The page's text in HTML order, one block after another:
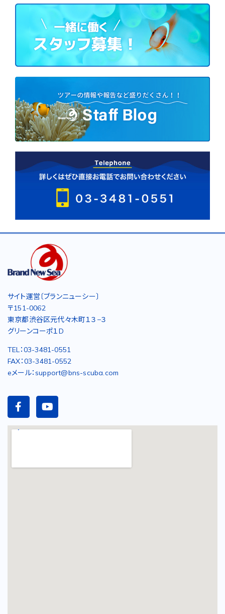
サイト運営〔ブランニューシー〕
〒151-0062
東京都渋谷区元代々木町１３−３
グリーンコーポ１D
TEL：03-3481-0551
FAX：03-3481-0552
eメール：support@bns-scuba.com